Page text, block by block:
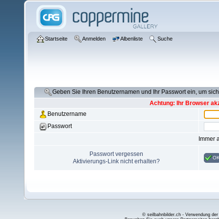
Startseite Anmelden Albenliste Suche
Geben Sie Ihren Benutzernamen und Ihr Passwort ein, um
Achtung: Ihr Browser
Benutzername
Passwort
Immer
Passwort vergessen
Aktivierungs-Link nicht erhalten?
© seilbahnbilder.ch - Verwendung